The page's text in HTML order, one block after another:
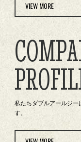
VIEW MORE
私たちダブルアールジー
す。